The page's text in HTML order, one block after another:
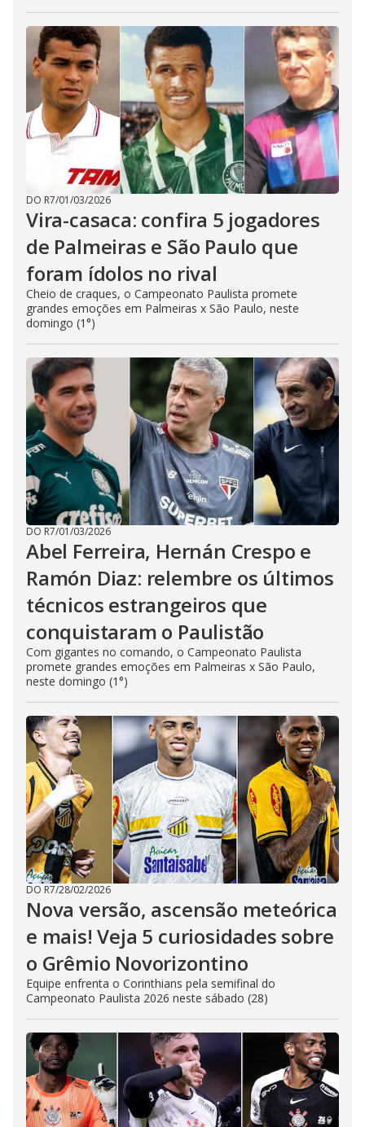
DO R7/01/03/2026
Vira-casaca: confira 5 jogadores
de Palmeiras e São Paulo que
foram ídolos no rival
Cheio de craques, o Campeonato Paulista promete
grandes emoções em Palmeiras x São Paulo, neste
domingo (1°)
DO R7/01/03/2026
Abel Ferreira, Hernán Crespo e
Ramón Diaz: relembre os últimos
técnicos estrangeiros que
conquistaram o Paulistão
Com gigantes no comando, o Campeonato Paulista
promete grandes emoções em Palmeiras x São Paulo,
neste domingo (1°)
DO R7/28/02/2026
Nova versão, ascensão meteórica
e mais! Veja 5 curiosidades sobre
o Grêmio Novorizontino
Equipe enfrenta o Corinthians pela semifinal do
Campeonato Paulista 2026 neste sábado (28)